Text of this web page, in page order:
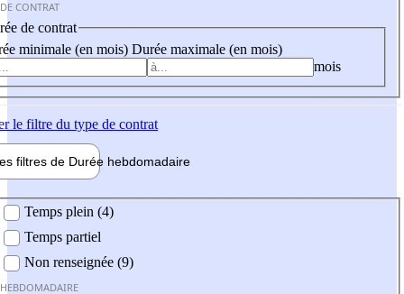
CONTRAT
de contrat
minimale (en mois) Durée maximale (en mois)
mois
le filtre du type de contrat
filtres de Durée hebdomadaire
Temps plein (4)
Temps partiel
Non renseignée (9)